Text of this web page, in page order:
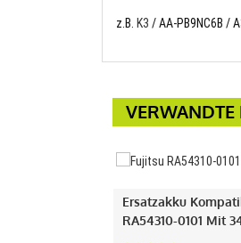
z.B. K3 / AA-PB9NC6B /
VERWANDTE
Ersatzakku
RA54310-0101 Mit